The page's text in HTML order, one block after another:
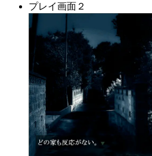
プレイ画面２